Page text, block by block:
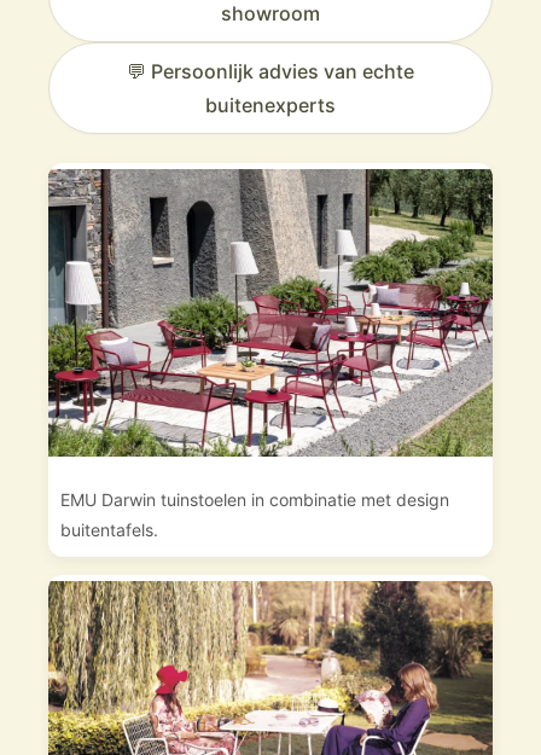
showroom
💬 Persoonlijk advies van echte
buitenexperts
EMU Darwin tuinstoelen in combinatie met design
buitentafels.